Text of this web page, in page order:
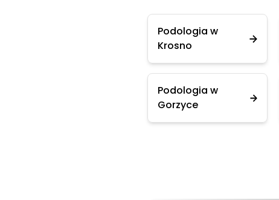
Podologia w
Krosno
Podologia w
Gorzyce